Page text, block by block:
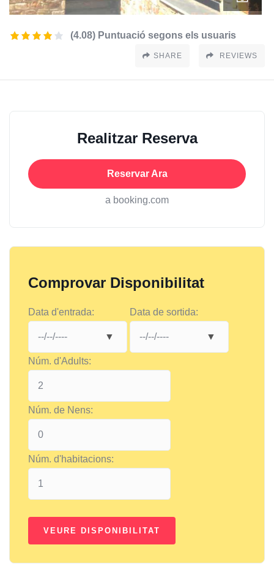
(4.08) Puntuació segons els usuaris
SHARE REVIEWS
Realitzar Reserva
Reservar Ara
a booking.com
Comprovar Disponibilitat
Data d'entrada: Data de sortida:
Núm. d'Adults:
Núm. de Nens:
Núm. d'habitacions: